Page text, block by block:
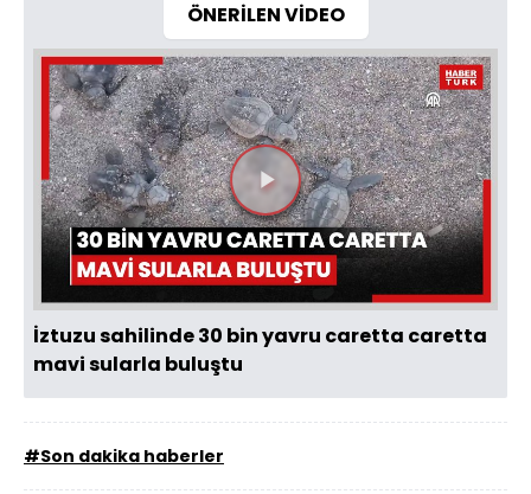
ÖNERİLEN VİDEO
Videoyu
Oynat
İztuzu sahilinde 30 bin yavru caretta caretta
mavi sularla buluştu
#Son dakika haberler